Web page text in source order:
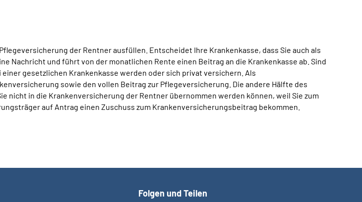
der Rentner ausfüllen. Entscheidet Ihre Krankenkasse, dass Sie auch als
und führt von der monatlichen Rente einen Beitrag an die Krankenkasse ab. Sind
gesetzlichen Krankenkasse werden oder sich privat versichern. Als
sowie den vollen Beitrag zur Pflegeversicherung. Die andere Hälfte des
in die Krankenversicherung der Rentner übernommen werden können, weil Sie zum
auf Antrag einen Zuschuss zum Krankenversicherungsbeitrag bekommen.
Folgen und Teilen